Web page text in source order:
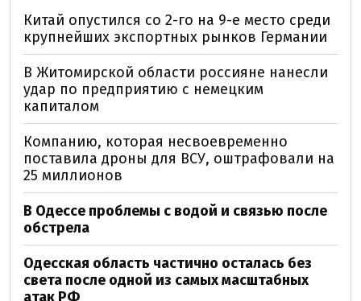
Китай опустился со 2-го на 9-е место среди
крупнейших экспортных рынков Германии
В Житомирской области россияне нанесли
удар по предприятию с немецким
капиталом
Компанию, которая несвоевременно
поставила дроны для ВСУ, оштрафовали на
25 миллионов
В Одессе проблемы с водой и связью после
обстрела
Одесская область частично осталась без
света после одной из самых масштабных
атак РФ